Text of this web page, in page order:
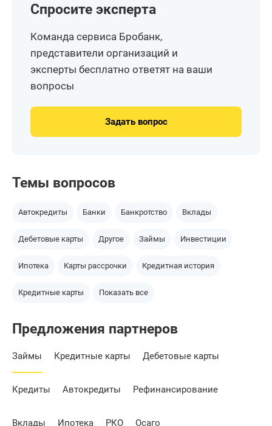
Спросите эксперта
Команда сервиса Бробанк,
представители организаций и
эксперты бесплатно ответят на ваши
вопросы
Задать вопрос
Темы вопросов
Автокредиты Банки Банкротство Вклады
Дебетовые карты Другое Займы Инвестиции
Ипотека Карты рассрочки Кредитная история
Кредитные карты Показать все
Предложения партнеров
Займы Кредитные карты Дебетовые карты
Кредиты Автокредиты Рефинансирование
Вклады Ипотека РКО Осаго